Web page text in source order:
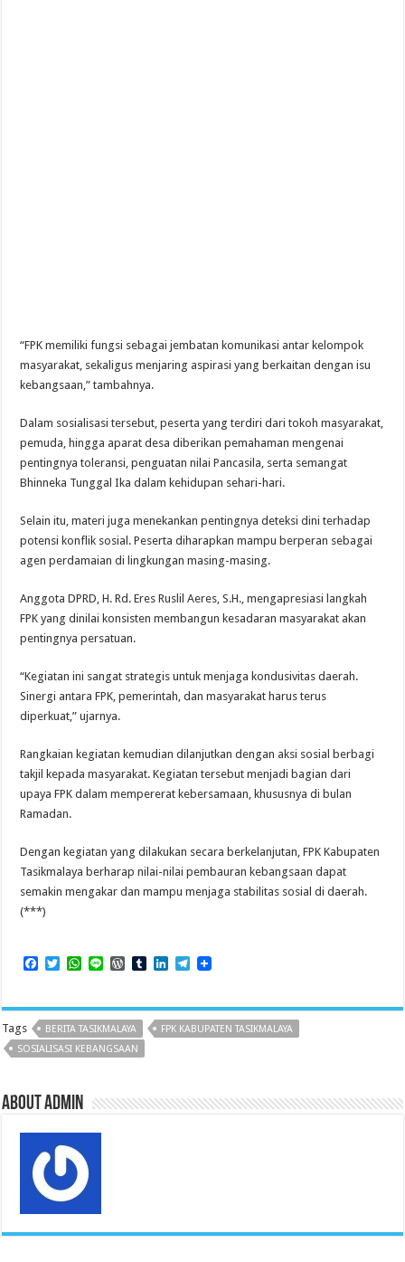
“FPK memiliki fungsi sebagai jembatan komunikasi antar kelompok
masyarakat, sekaligus menjaring aspirasi yang berkaitan dengan isu
kebangsaan,” tambahnya.
Dalam sosialisasi tersebut, peserta yang terdiri dari tokoh masyarakat,
pemuda, hingga aparat desa diberikan pemahaman mengenai
pentingnya toleransi, penguatan nilai Pancasila, serta semangat
Bhinneka Tunggal Ika dalam kehidupan sehari-hari.
Selain itu, materi juga menekankan pentingnya deteksi dini terhadap
potensi konflik sosial. Peserta diharapkan mampu berperan sebagai
agen perdamaian di lingkungan masing-masing.
Anggota DPRD, H. Rd. Eres Ruslil Aeres, S.H., mengapresiasi langkah
FPK yang dinilai konsisten membangun kesadaran masyarakat akan
pentingnya persatuan.
“Kegiatan ini sangat strategis untuk menjaga kondusivitas daerah.
Sinergi antara FPK, pemerintah, dan masyarakat harus terus
diperkuat,” ujarnya.
Rangkaian kegiatan kemudian dilanjutkan dengan aksi sosial berbagi
takjil kepada masyarakat. Kegiatan tersebut menjadi bagian dari
upaya FPK dalam mempererat kebersamaan, khususnya di bulan
Ramadan.
Dengan kegiatan yang dilakukan secara berkelanjutan, FPK Kabupaten
Tasikmalaya berharap nilai-nilai pembauran kebangsaan dapat
semakin mengakar dan mampu menjaga stabilitas sosial di daerah.
(***)
F
e
b
o
o
T
t
t
e
r
W
t
s
A
p
L
e
W
d
P
r
e
T
b
l
r
L
k
e
d
T
e
g
r
Tags BERITA TASIKMALAYA
FPK KABUPATEN TASIKMALAYA
SOSIALISASI KEBANGSAAN
About admin